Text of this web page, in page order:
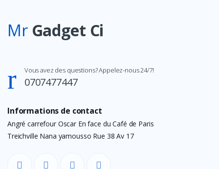
Mr Gadget Ci
Vous avez des questions? Appelez-nous 24/7!
0707477447
Informations de contact
Angré carrefour Oscar En face du Café de Paris
Treichville Nana yamousso Rue 38 Av 17